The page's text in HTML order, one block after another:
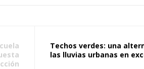
Techos verdes: una
las lluvias urbanas en